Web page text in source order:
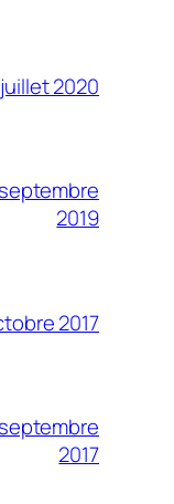
2020
2019
2017
2017